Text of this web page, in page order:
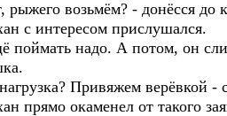
возьмём? - донёсся до
с интересом прислушался.
надо. А потом, он
Привяжем верёвкой -
окаменел от такого